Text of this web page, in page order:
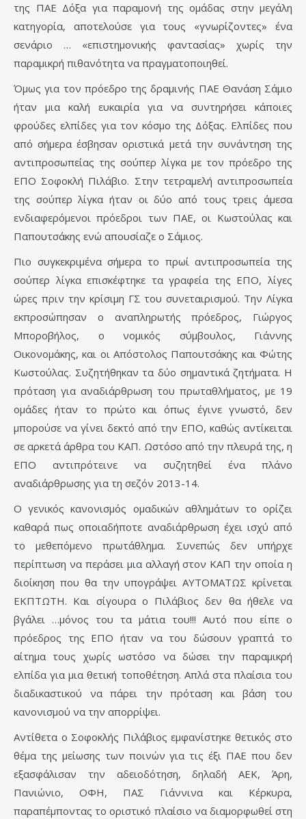
της ΠΑΕ Δόξα για παραμονή της ομάδας στην μεγάλη
κατηγορία, αποτελούσε για τους «γνωρίζοντες» ένα
σενάριο … «επιστημονικής φαντασίας» χωρίς την
παραμικρή πιθανότητα να πραγματοποιηθεί.
Όμως για τον πρόεδρο της δραμινής ΠΑΕ Θανάση Σάμιο
ήταν μια καλή ευκαιρία για να συντηρήσει κάποιες
φρούδες ελπίδες για τον κόσμο της Δόξας. Ελπίδες που
από σήμερα έσβησαν οριστικά μετά την συνάντηση της
αντιπροσωπείας της σούπερ λίγκα με τον πρόεδρο της
ΕΠΟ Σοφοκλή Πιλάβιο. Στην τετραμελή αντιπροσωπεία
της σούπερ λίγκα ήταν οι δύο από τους τρεις άμεσα
ενδιαφερόμενοι πρόεδροι των ΠΑΕ, οι Κωστούλας και
Παπουτσάκης ενώ απουσίαζε ο Σάμιος.
Πιο συγκεκριμένα σήμερα το πρωί αντιπροσωπεία της
σούπερ λίγκα επισκέφτηκε τα γραφεία της ΕΠΟ, λίγες
ώρες πριν την κρίσιμη ΓΣ του συνεταιρισμού. Την Λίγκα
εκπροσώπησαν ο αναπληρωτής πρόεδρος, Γιώργος
Μποροβήλος, ο νομικός σύμβουλος, Γιάννης
Οικονομάκης, και οι Απόστολος Παπουτσάκης και Φώτης
Κωστούλας. Συζητήθηκαν τα δύο σημαντικά ζητήματα. Η
πρόταση για αναδιάρθρωση του πρωταθλήματος, με 19
ομάδες ήταν το πρώτο και όπως έγινε γνωστό, δεν
μπορούσε να γίνει δεκτό από την ΕΠΟ, καθώς αντίκειται
σε αρκετά άρθρα του ΚΑΠ. Ωστόσο από την πλευρά της, η
ΕΠΟ αντιπρότεινε να συζητηθεί ένα πλάνο
αναδιάρθρωσης για τη σεζόν 2013-14.
Ο γενικός κανονισμός ομαδικών αθλημάτων το ορίζει
καθαρά πως οποιαδήποτε αναδιάρθρωση έχει ισχύ από
το μεθεπόμενο πρωτάθλημα. Συνεπώς δεν υπήρχε
περίπτωση να περάσει μια αλλαγή στον ΚΑΠ την οποία η
διοίκηση που θα την υπογράψει ΑΥΤΟΜΑΤΩΣ κρίνεται
ΕΚΠΤΩΤΗ. Και σίγουρα ο Πιλάβιος δεν θα ήθελε να
βγάλει …μόνος του τα μάτια του!!! Αυτό που είπε ο
πρόεδρος της ΕΠΟ ήταν να του δώσουν γραπτά το
αίτημα τους χωρίς ωστόσο να δώσει την παραμικρή
ελπίδα για μια θετική τοποθέτηση. Απλά στα πλαίσια του
διαδικαστικού να πάρει την πρόταση και βάση του
κανονισμού να την απορρίψει.
Αντίθετα ο Σοφοκλής Πιλάβιος εμφανίστηκε θετικός στο
θέμα της μείωσης των ποινών για τις έξι ΠΑΕ που δεν
εξασφάλισαν την αδειοδότηση, δηλαδή ΑΕΚ, Άρη,
Πανιώνιο, ΟΦΗ, ΠΑΣ Γιάννινα και Κέρκυρα,
παραπέμποντας το οριστικό πλαίσιο να διαμορφωθεί στη